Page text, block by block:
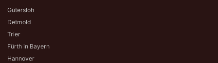
Gütersloh
Detmold
Trier
Fürth in Bayern
Hannover